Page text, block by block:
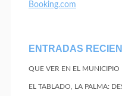
Booking.com
ENTRADAS
QUE VER EN EL MUNICIPIO
EL TABLADO, LA PALMA: